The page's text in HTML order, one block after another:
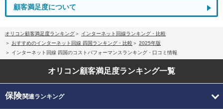
顧客満足度について
オリコン顧客満足度ランキング
インターネット回線ランキング・比較
おすすめのインターネット回線 四国ランキング・比較
2025年版
インターネット回線 四国のコストパフォーマンスランキング・口コミ情報
オリコン顧客満足度ランキング一覧
保険関連ランキング